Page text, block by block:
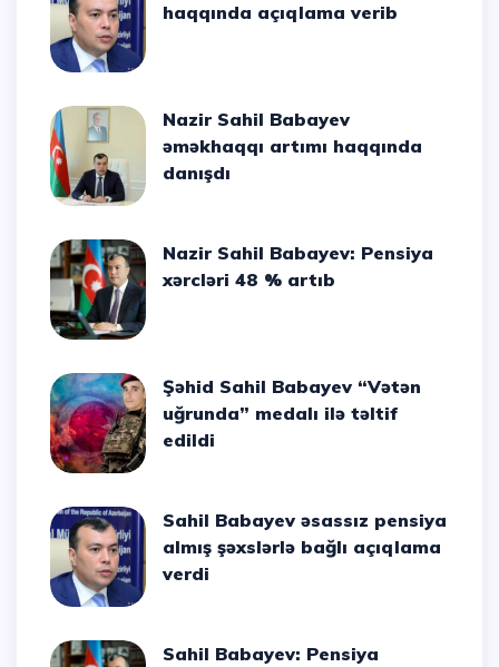
haqqında açıqlama verib
Nazir Sahil Babayev
əməkhaqqı artımı haqqında
danışdı
Nazir Sahil Babayev: Pensiya
xərcləri 48 % artıb
Şəhid Sahil Babayev “Vətən
uğrunda” medalı ilə təltif
edildi
Sahil Babayev əsassız pensiya
almış şəxslərlə bağlı açıqlama
verdi
Sahil Babayev: Pensiya